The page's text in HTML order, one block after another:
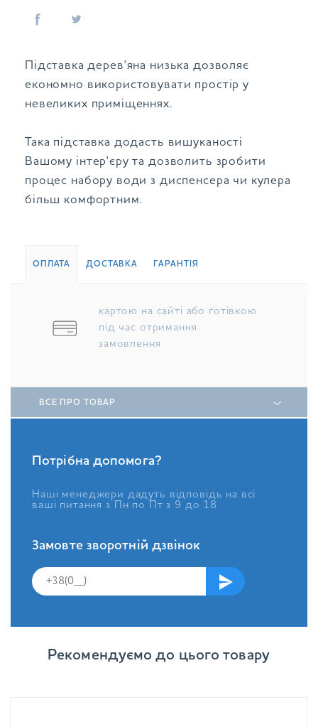
Підставка дерев'яна низька дозволяє
економно використовувати простір у
невеликих приміщеннях.
Така підставка додасть вишуканості
Вашому інтер'єру та дозволить зробити
процес набору води з диспенсера чи кулера
більш комфортним.
ОПЛАТА ДОСТАВКА ГАРАНТІЯ
картою на сайті або готівкою
під час отримання
замовлення
ВСЕ ПРО ТОВАР
Потрібна допомога?
Наші менеджери дадуть відповідь на всі
ваші питання з Пн по Пт з 9 до 18
Замовте зворотній дзвінок
Рекомендуємо до цього товару